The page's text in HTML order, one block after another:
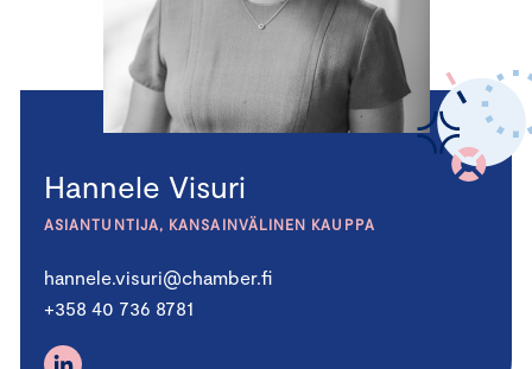
Hannele Visuri
ASIANTUNTIJA, KANSAINVÄLINEN KAUPPA
hannele.visuri@chamber.fi
+358 40 736 8781